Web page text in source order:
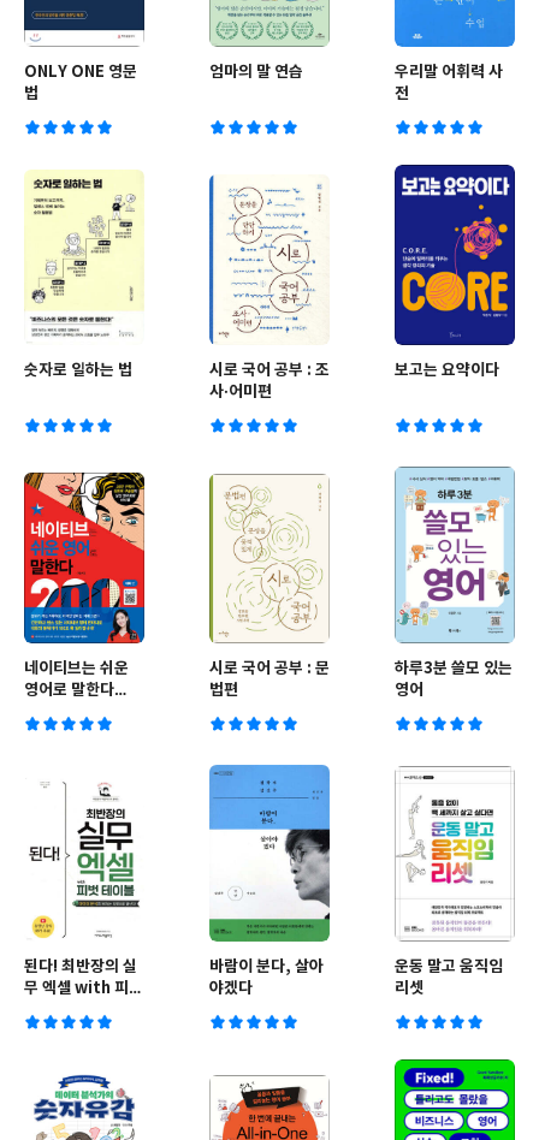
ONLY ONE 영문
법
엄마의 말 연습
우리말 어휘력 사
전
숫자로 일하는 법
시로 국어 공부 : 조
사·어미편
보고는 요약이다
네이티브는 쉬운
영어로 말한다
시로 국어 공부 : 문
법편
하루3분 쓸모 있는
영어
된다! 최반장의 실
무 엑셀 with 피벗
바람이 분다, 살아
야겠다
운동 말고 움직임
리셋